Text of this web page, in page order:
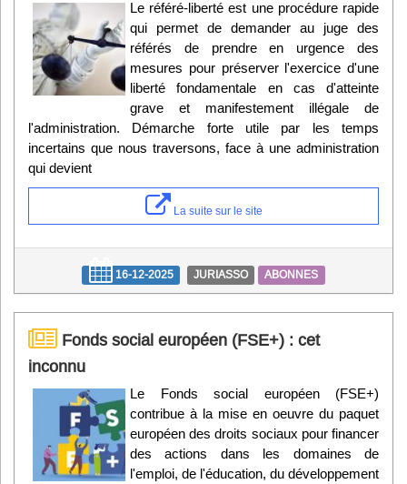
Le référé-liberté est une procédure rapide
qui permet de demander au juge des
référés de prendre en urgence des
mesures pour préserver l'exercice d'une
liberté fondamentale en cas d'atteinte
grave et manifestement illégale de
l'administration. Démarche forte utile par les temps
incertains que nous traversons, face à une administration
qui devient
La suite sur le site
16-12-2025 JURIASSO ABONNES
Fonds social européen (FSE+) : cet
inconnu
Le Fonds social européen (FSE+)
contribue à la mise en oeuvre du paquet
européen des droits sociaux pour financer
des actions dans les domaines de
l'emploi, de l'éducation, du développement